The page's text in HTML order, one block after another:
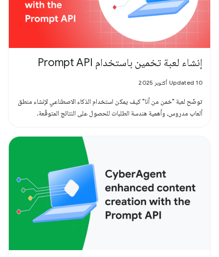
إنشاء لعبة تخمين باستخدام Prompt API
Updated 10 أكتوبر 2025
توضّح لعبة "خمن من أنا" كيف يمكن استخدام الذكاء الاصطناعي لإنشاء منطق
ألعاب مدروس، وأهمية هندسة الطلبات للحصول على النتائج المتوقّعة.